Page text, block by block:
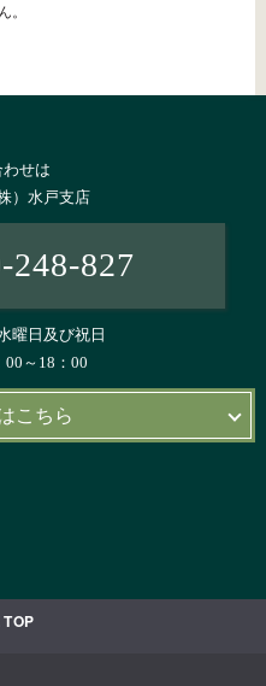
。
せは
）水戸支店
248-827
曜日及び祝日
00～18：00
こちら